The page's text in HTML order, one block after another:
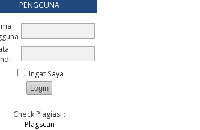
PENGGUNA
Ingat Saya
Check Plagiasi :
Plagscan